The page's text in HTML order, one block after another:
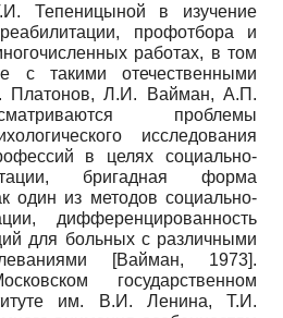
Тепеницыной в изучение
профотбора и
работах, в том
с такими отечественными
Платонов, Л.И. Вайман, А.П.
проблемы
исследования
в целях социально-
бригадная форма
один из методов социально-
дифференцированность
для больных с различными
[Вайман, 1973].
государственном
им. В.И. Ленина, Т.И.